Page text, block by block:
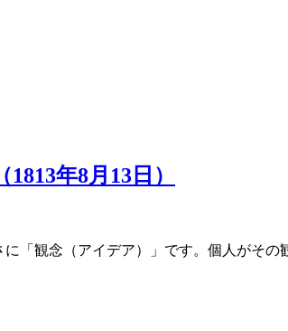
年8月13日）
「観念（アイデア）」です。個人がその